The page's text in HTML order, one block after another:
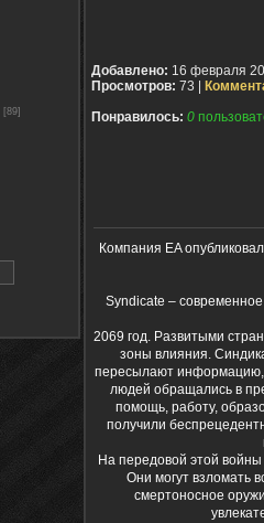
[89]
Добавлено: 16 февраля
Просмотров: 73 |
Понравилось: 0
Компания EA
Syndicate –
2069 год. Развитыми
зоны влияния.
пересылают информацию,
людей обращались в
помощь, работу,
получили
На передовой этой
Они могут взломать
смертоносное